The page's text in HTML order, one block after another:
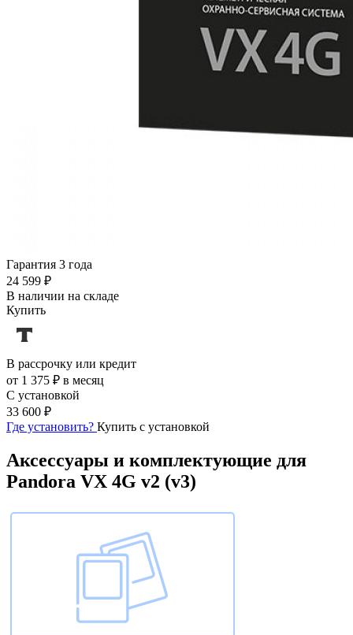
Гарантия 3 года
24 599 ₽
В наличии на складе
Купить
В рассрочку или кредит
от 1 375 ₽ в месяц
С установкой
33 600 ₽
Где установить? Купить с установкой
Аксессуары и комплектующие для
Pandora VX 4G v2 (v3)